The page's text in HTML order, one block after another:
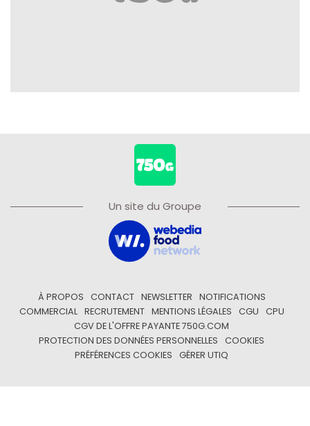
Un site du Groupe
À PROPOS CONTACT NEWSLETTER
NOTIFICATIONS
COMMERCIAL
RECRUTEMENT MENTIONS LÉGALES CGU
CPU
CGV DE L'OFFRE PAYANTE 750G.COM
PROTECTION DES DONNÉES PERSONNELLES
COOKIES
PRÉFÉRENCES COOKIES
GÉRER UTIQ